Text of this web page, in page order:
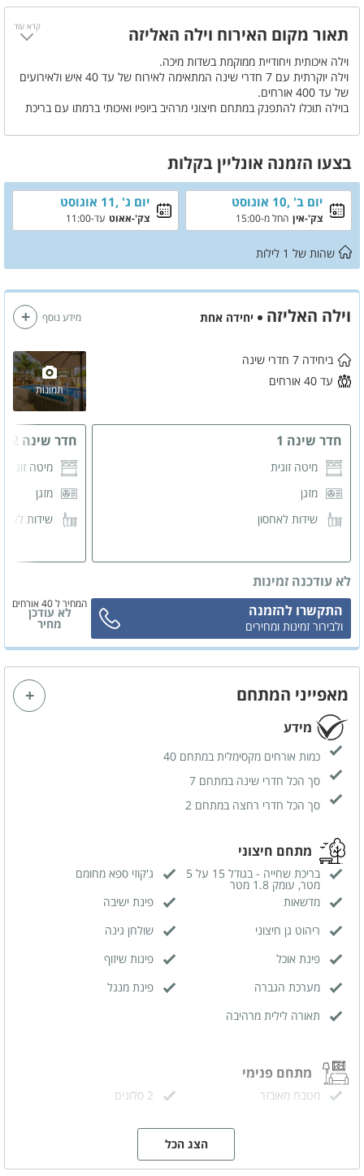
תאור מקום האירוח וילה האליזה
וילה איכותית ויחודיית ממוקמת בשדות מיכה.
וילה יוקרתית עם 7 חדרי שינה המתאימה לאירוח של עד 40 איש ולאירועים
של עד 400 אורחים.
בוילה תוכלו להתפנק במתחם חיצוני מרהיב ביופיו ואיכותי ברמתו עם בריכת
הוילה מעוצב ברמה הכי גבוהה שיש
אירועים בלתי נשכחים עד 400 איש ובשניהם מובטחת לכם חוויה בלתי
נשכחת
קרא עוד
בצעו הזמנה אונליין בקלות
יום ב' ,10 אוגוסט
צק'-אין החל מ-15:00
יום ג' ,11 אוגוסט
צק'-אאוט עד-11:00
שהות של 1 לילות
וילה האליזה יחידה אחת
תמונות
ביחידה 7 חדרי שינה
עד 40 אורחים
חדר שינה 1
מיטה זוגית
מזגן
שידות לאחסון
חדר שינה 2
מיטה זוגית
מזגן
שידות
מידע נוסף
המחיר ל 40 אורחים
לא עודכנה זמינות
לא עודכן
מחיר
התקשרו להזמנה
ולבירור זמינות ומחירים
מאפייני המתחם
מידע
כמות אורחים מקסימלית במתחם 40
סך הכל חדרי שינה במתחם 7
סך הכל חדרי רחצה במתחם 2
מתחם חיצוני
בריכת שחייה - בגודל 15 על 5
מטר, עומק 1.8 מטר
ג'קוזי ספא מחומם
מדשאות
פינת ישיבה
ריהוט גן חיצוני
שולחן גינה
פינת אוכל
פינות שיזוף
מערכת הגברה
פינת מנגל
תאורה לילית מרהיבה
מתחם פנימי
מטבח מאובזר
2 סלונים
הצג הכל